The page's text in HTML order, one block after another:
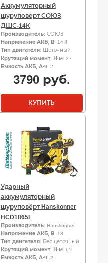
Аккумуляторный
шуруповерт СОЮЗ
ДШС-14К
Производитель: СОЮЗ
Напряжение АКБ, В: 14.4
Тип двигателя: Щеточный
Крутящий момент, Н·м: 27
Емкость АКБ, А·ч: 2
3790руб.
КУПИТЬ
Ударный
аккумуляторный
шуруповёрт Hanskonner
HCD1865I
Производитель: Hanskonner
Напряжение АКБ, В: 18
Тип двигателя: Бесщеточный
Крутящий момент, Н·м: 65
Емкость АКБ, А·ч: 2